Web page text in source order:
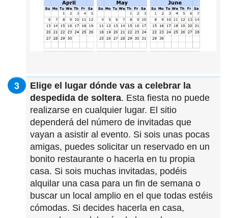
Elige el lugar dónde vas a celebrar la
despedida de soltera. Esta fiesta no puede
realizarse en cualquier lugar. El sitio
dependerá del número de invitadas que
vayan a asistir al evento. Si sois unas pocas
amigas, puedes solicitar un reservado en un
bonito restaurante o hacerla en tu propia
casa. Si sois muchas invitadas, podéis
alquilar una casa para un fin de semana o
buscar un local amplio en el que todas estéis
cómodas. Si decides hacerla en casa,